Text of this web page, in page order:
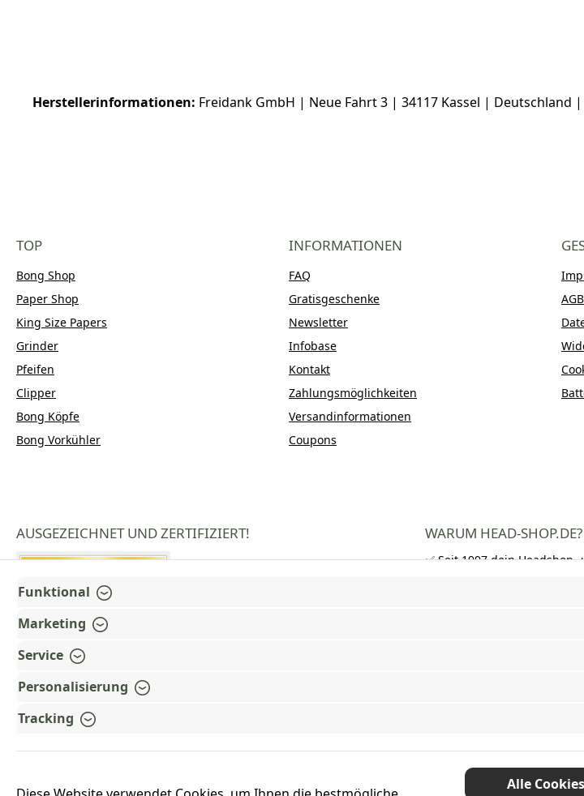
Herstellerinformationen: Freidank GmbH | Neue Fahrt 3 | 34117 Kassel |
TOP
Bong Shop
Paper Shop
King Size Papers
Grinder
Pfeifen
Clipper
Bong Köpfe
Bong Vorkühler
INFORMATIONEN
FAQ
Gratisgeschenke
Newsletter
Infobase
Kontakt
Zahlungsmöglichkeiten
Versandinformationen
Coupons
AGB
AUSGEZEICHNET UND ZERTIFIZIERT! WARUM HEAD-SHOP.DE?
✅ Seit 1997 dein Headshop-
Funktional
Marketing
Service
Personalisierung
Tracking
Alle